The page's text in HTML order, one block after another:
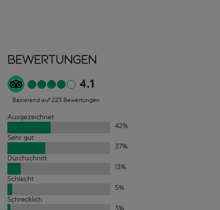
Bewertungen
4.1
Basierend auf 223 Bewertungen
Ausgezeichnet
42%
Sehr gut
37%
Durchschnitt
13%
Schlecht
5%
Schrecklich
3%